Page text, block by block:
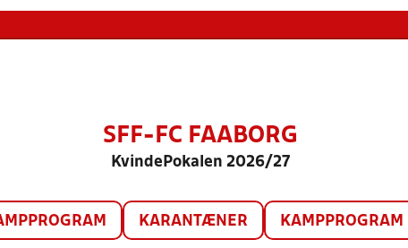
SFF-FC FAABORG
KvindePokalen 2026/27
KARANTÆNER KAMPPROGRAM